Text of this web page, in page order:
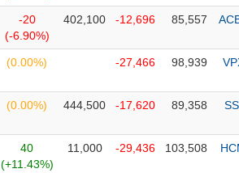
-20
(-6.90%)
402,100 -12,696 85,557
(0.00%) -27,466 98,939
(0.00%) 444,500 -17,620 89,358
40
(+11.43%)
11,000 -29,436 103,508